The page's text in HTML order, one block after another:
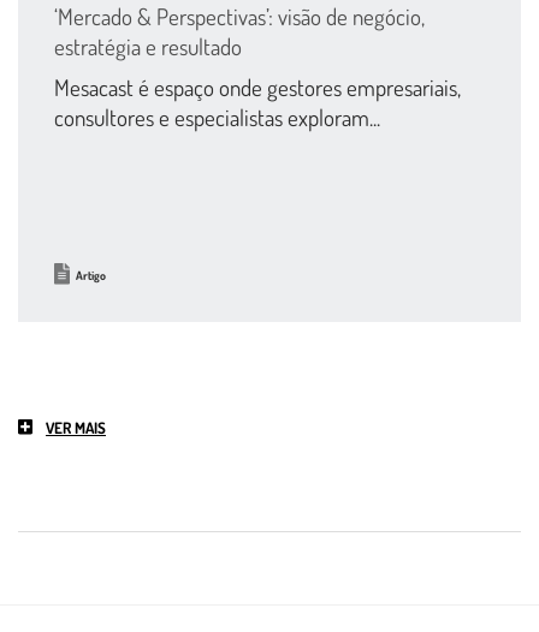
‘Mercado & Perspectivas’: visão de negócio,
estratégia e resultado
Mesacast é espaço onde gestores empresariais,
consultores e especialistas exploram...
Artigo
VER MAIS